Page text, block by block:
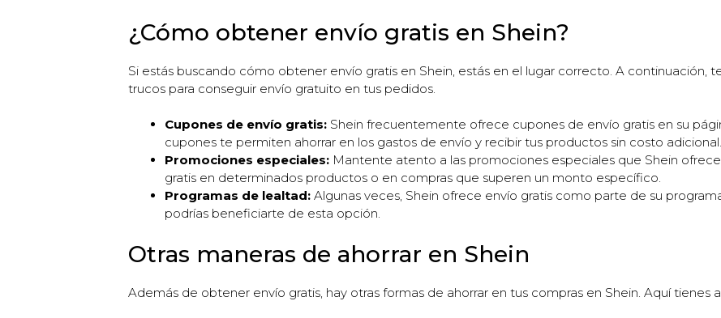
¿Cómo obtener envío gratis en Shein?
Si estás buscando cómo obtener envío gratis en Shein, estás en el lugar correcto. A continuación,
trucos para conseguir envío gratuito en tus pedidos.
Cupones de envío gratis: Shein frecuentemente ofrece cupones de envío gratis en su
cupones te permiten ahorrar en los gastos de envío y recibir tus productos sin costo adicional.
Promociones especiales: Mantente atento a las promociones especiales que Shein
gratis en determinados productos o en compras que superen un monto específico.
Programas de lealtad: Algunas veces, Shein ofrece envío gratis como parte de su
podrías beneficiarte de esta opción.
Otras maneras de ahorrar en Shein
Además de obtener envío gratis, hay otras formas de ahorrar en tus compras en Shein. Aquí tienes